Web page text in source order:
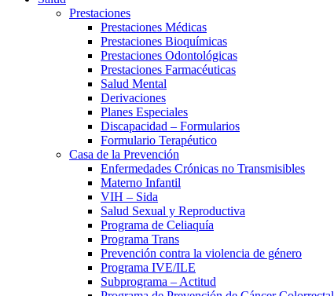
Prestaciones
Prestaciones Médicas
Prestaciones Bioquímicas
Prestaciones Odontológicas
Prestaciones Farmacéuticas
Salud Mental
Derivaciones
Planes Especiales
Discapacidad – Formularios
Formulario Terapéutico
Casa de la Prevención
Enfermedades Crónicas no Transmisibles
Materno Infantil
VIH – Sida
Salud Sexual y Reproductiva
Programa de Celiaquía
Programa Trans
Prevención contra la violencia de género
Programa IVE/ILE
Subprograma – Actitud